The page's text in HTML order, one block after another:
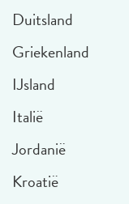
Duitsland
Griekenland
IJsland
Italië
Jordanië
Kroatië